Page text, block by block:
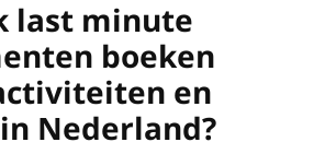
last minute
boeken
en
Nederland?